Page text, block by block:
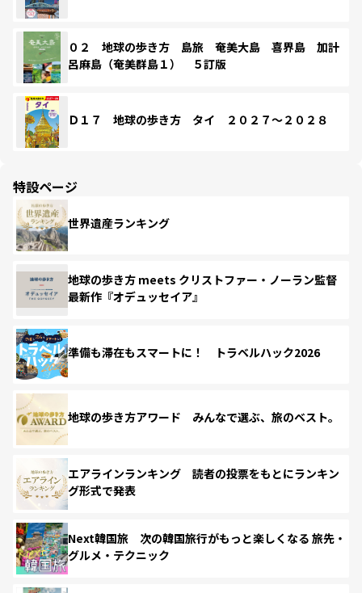
０２ 地球の歩き方 島旅 奄美大島 喜界島 加計
呂麻島（奄美群島１） ５訂版
Ｄ１７ 地球の歩き方 タイ ２０２７～２０２８
特設ページ
世界遺産ランキング
地球の歩き方 meets クリストファー・ノーラン監督
最新作『オデュッセイア』
準備も滞在もスマートに！ トラベルハック2026
地球の歩き方アワード みんなで選ぶ、旅のベスト。
エアラインランキング 読者の投票をもとにランキン
グ形式で発表
Next韓国旅 次の韓国旅行がもっと楽しくなる 旅先・
グルメ・テクニック